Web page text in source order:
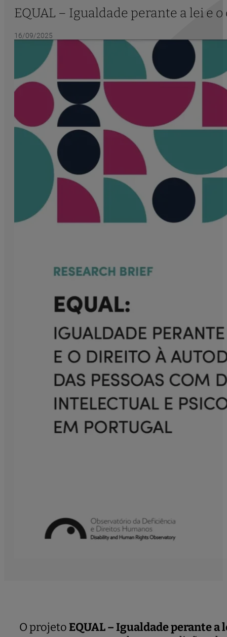
EQUAL – Igualdade perante a lei e
16/09/2025
O projetoEQUAL – Igualdade perante